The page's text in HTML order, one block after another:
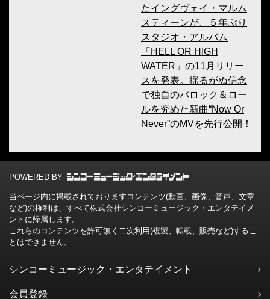
たイングヴェイ・マルム
スティーンが、５年ぶり
スタジオ・アルバム
「HELL OR HIGH
WATER」の11月リリー
スを発表。揺るがぬ信念
で独自のバロック＆ロー
ルを究めた新曲“Now Or
Never”のMVを先行公開！
POWERED BY
当ページ内に掲載されておりますコンテンツ(動画、画像、音声、文章
など)の権利は、すべて株式会社シンコーミュージック・エンタテイメ
ントに帰属します。
これらのコンテンツを許可無く二次利用(複製、転載、販売など)するこ
とはできません。
シンコーミュージック・エンタテイメント
会員登録